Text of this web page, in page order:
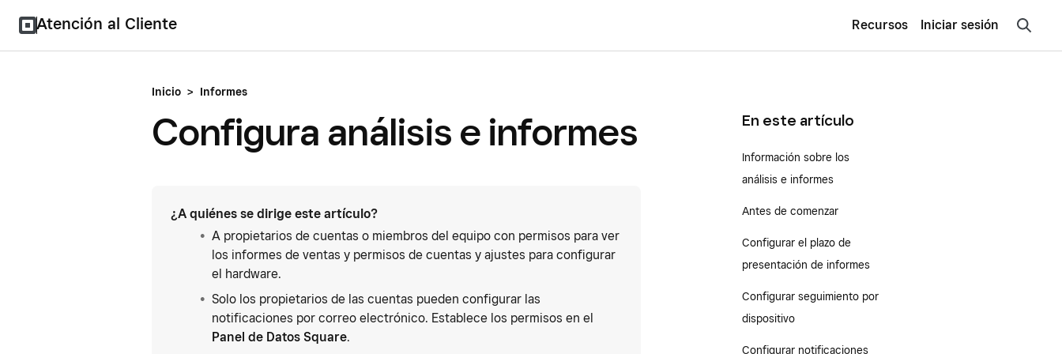
Atención al Cliente Recursos Iniciar sesión
Inicio > Informes
Configura análisis e informes
¿A quiénes se dirige este artículo?
A propietarios de cuentas o miembros del equipo con permisos para ver
los informes de ventas y permisos de cuentas y ajustes para configurar
el hardware.
Solo los propietarios de las cuentas pueden configurar las
notificaciones por correo electrónico. Establece los permisos en el
Panel de Datos Square.
En este artículo
Información sobre los
análisis e informes
Antes de comenzar
Configurar el plazo de
presentación de informes
Configurar seguimiento por
dispositivo
Configurar notificaciones